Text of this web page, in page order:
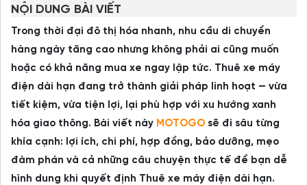
NỘI DUNG BÀI VIẾT
Trong thời đại đô thị hóa nhanh, nhu cầu di chuyển
hàng ngày tăng cao nhưng không phải ai cũng muốn
hoặc có khả năng mua xe ngay lập tức. Thuê xe máy
điện dài hạn đang trở thành giải pháp linh hoạt — vừa
tiết kiệm, vừa tiện lợi, lại phù hợp với xu hướng xanh
hóa giao thông. Bài viết này MOTOGO sẽ đi sâu từng
khía cạnh: lợi ích, chi phí, hợp đồng, bảo dưỡng, mẹo
đàm phán và cả những câu chuyện thực tế để bạn dễ
hình dung khi quyết định Thuê xe máy điện dài hạn.